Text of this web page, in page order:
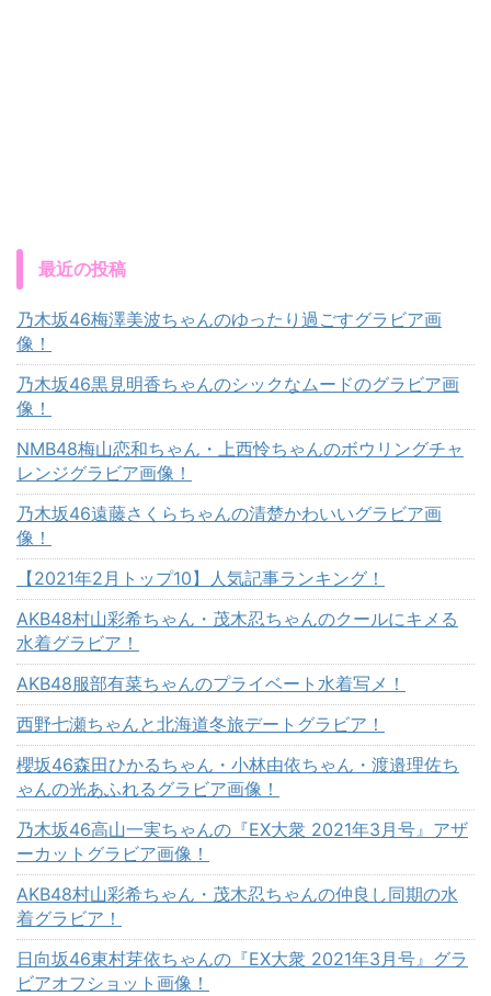
最近の投稿
乃木坂46梅澤美波ちゃんのゆったり過ごすグラビア画
像！
乃木坂46黒見明香ちゃんのシックなムードのグラビア画
像！
NMB48梅山恋和ちゃん・上西怜ちゃんのボウリングチャ
レンジグラビア画像！
乃木坂46遠藤さくらちゃんの清楚かわいいグラビア画
像！
【2021年2月トップ10】人気記事ランキング！
AKB48村山彩希ちゃん・茂木忍ちゃんのクールにキメる
水着グラビア！
AKB48服部有菜ちゃんのプライベート水着写メ！
西野七瀬ちゃんと北海道冬旅デートグラビア！
櫻坂46森田ひかるちゃん・小林由依ちゃん・渡邉理佐ち
ゃんの光あふれるグラビア画像！
乃木坂46高山一実ちゃんの『EX大衆 2021年3月号』アザ
ーカットグラビア画像！
AKB48村山彩希ちゃん・茂木忍ちゃんの仲良し同期の水
着グラビア！
日向坂46東村芽依ちゃんの『EX大衆 2021年3月号』グラ
ビアオフショット画像！